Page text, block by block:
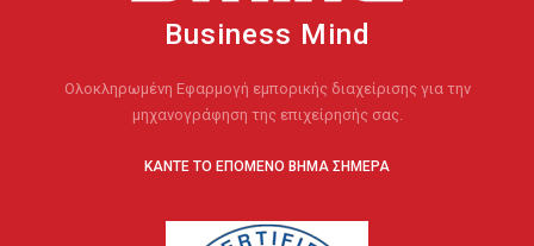
Business Mind
Ολοκληρωμένη Εφαρμογή εμπορικής διαχείρισης για την
μηχανογράφηση της επιχείρησής σας.
ΚΑΝΤΕ ΤΟ ΕΠΟΜΕΝΟ ΒΗΜΑ ΣΗΜΕΡΑ